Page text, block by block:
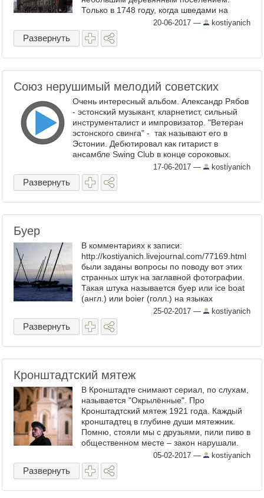
Только в 1748 году, когда шведами на
близлежащих островах было начато
строительство крепости ...
20-06-2017 — kostiyanich
Развернуть
Союз нерушимый мелодий советских
Очень интересный альбом. Александр Рябов
- эстонский музыкант, кларнетист, сильный
инструменталист и импровизатор. "Ветеран
эстонского свинга" - так называют его в
Эстонии. Дебютировал как гитарист в
ансамбле Swing Club в конце сороковых.
Участвовал в Таллинском ...
17-06-2017 — kostiyanich
Развернуть
Буер
В комментариях к записи:
http://kostiyanich.livejournal.com/77169.html
были заданы вопросы по поводу вот этих
странных штук на заглавной фотографии.
Такая штука называется буер или ice boat
(англ.) или boier (голл.) на языках
иноземцев. Грубо говоря, это лодка,
вернее яхта ...
25-02-2017 — kostiyanich
Развернуть
Кронштадтский мятеж
В Кронштадте снимают сериал, по слухам,
называется "Окрылённые". Про
Кронштадтский мятеж 1921 года. Каждый
кронштадтец в глубине души мятежник.
Помню, стояли мы с друзьями, пили пиво в
общественном месте – закон нарушали.
Подъехали менты, то есть представители
...
05-02-2017 — kostiyanich
Развернуть